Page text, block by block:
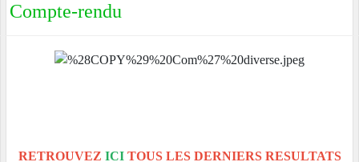
Compte-rendu
RETROUVEZ ICI TOUS LES DERNIERS RESULTATS